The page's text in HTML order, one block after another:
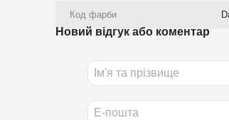
Код фарби
Новий відгук або коментар